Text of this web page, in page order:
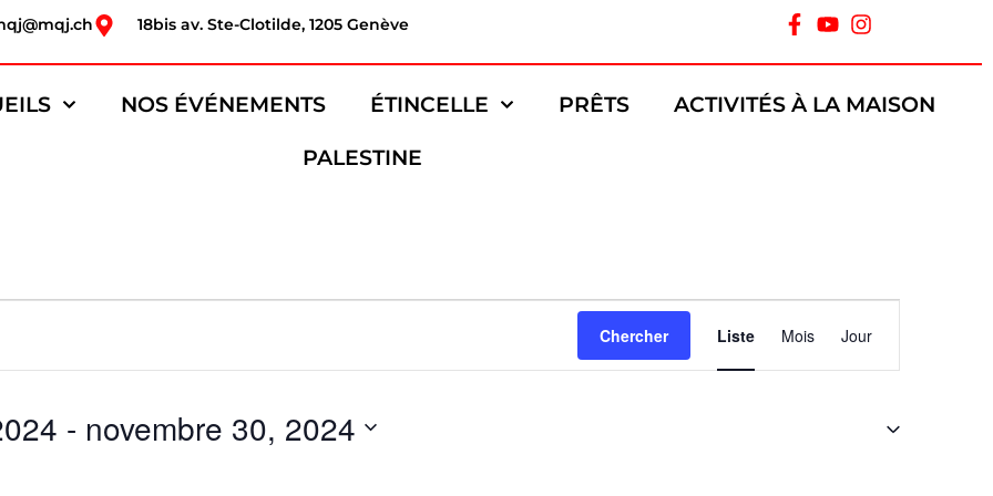
18bis av. Ste-Clotilde, 1205 Genève
NOS ÉVÉNEMENTS ÉTINCELLE PRÊTS ACTIVITÉS À LA MAISON
PALESTINE
Chercher
de
Évènement
Liste Mois Jour
- novembre 30, 2024